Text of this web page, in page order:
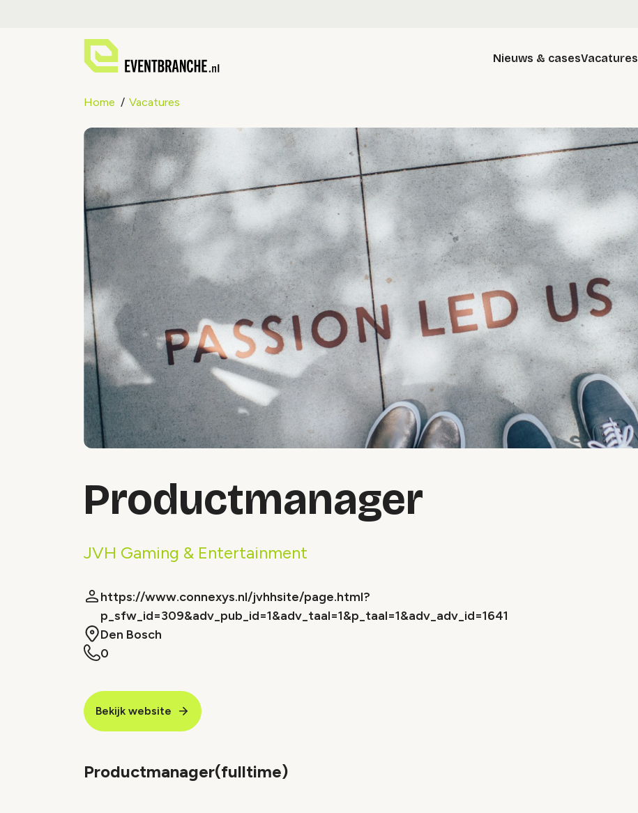
Nieuws & casesVacatures
Home Vacatures
Productmanager
JVH Gaming & Entertainment
https://www.connexys.nl/jvhhsite/page.html?
p_sfw_id=309&adv_pub_id=1&adv_taal=1&p_taal=1&adv_adv_id=1641
Den Bosch
0
Bekijk website
Productmanager(fulltime)